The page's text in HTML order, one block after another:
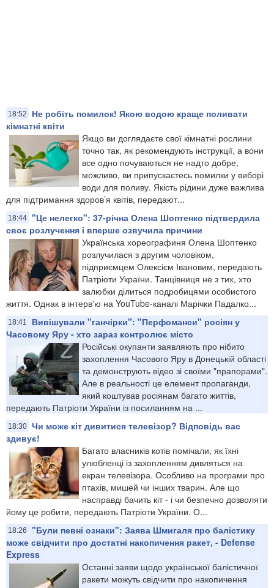
18:52
Не робіть помилок! Якою водою краще поливати
кімнатні квіти
Якщо ви доглядаєте свої кімнатні рослини
точно так, як рекомендують інструкції, а вони
все одно почуваються не надто добре,
можливо, ви припускаєтесь помилки у виборі
води для поливу. Якість рідини дуже важлива
для підтримання здоров’я квітів, передают...
18:44 "Це нелегко": 37-річна Олена Шоптенко підтвердила
своє розлучення і вперше озвучила причини
Українська хореографиня Олена Шоптенко
розлучилася з другим чоловіком,
підприємцем Олексієм Івановим, передають
Патріоти України. Танцівниця не з тих, хто
залюбки ділиться подробицями особистого
життя. Однак в інтерв'ю на YouTube-каналі Марічки Падалко...
18:41
Вивішували "ганчірки": "Перфоманси" росіян у
Часовому Яру - хто зараз контролює місто
Російські окупанти заявляють про нібито
захоплення Часового Яру в Донецькій області
та демонструють відео зі своїми "прапорами".
Але в реальності це елемент пропаганди,
який коштував росіянам багато життів,
передають Патріоти України із посиланням на ...
18:30 Чи може кіт дивитися телевізор? Відповідь вас
здивує!
Багато власників котів помічали, як їхні
улюбленці із захопленням дивляться на
екран телевізора. Особливо на програми про
птахів, мишей чи інших тварин. Але що
насправді бачить кіт - і чи безпечно дозволяти
йому це робити, передають Патріоти України. О...
18:26
"Були певні ознаки": Заява Шмигаля про балістику
може свідчити про достатні накопичення ракет, - Defense
Express
Останні заяви щодо української балістичної
ракети можуть свідчити про накопичення